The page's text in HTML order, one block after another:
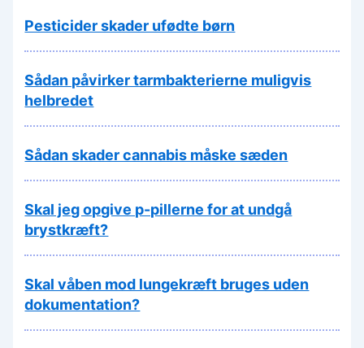
Pesticider skader ufødte børn
Sådan påvirker tarmbakterierne muligvis
helbredet
Sådan skader cannabis måske sæden
Skal jeg opgive p-pillerne for at undgå
brystkræft?
Skal våben mod lungekræft bruges uden
dokumentation?